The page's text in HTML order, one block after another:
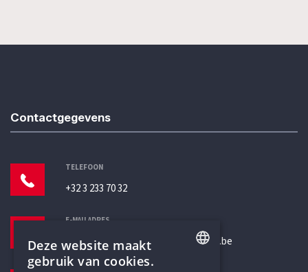
Contactgegevens
TELEFOON
+32 3 233 70 32
E-MAILADRES
secretariaat@humanistischverbond.be
Deze website maakt
gebruik van cookies.